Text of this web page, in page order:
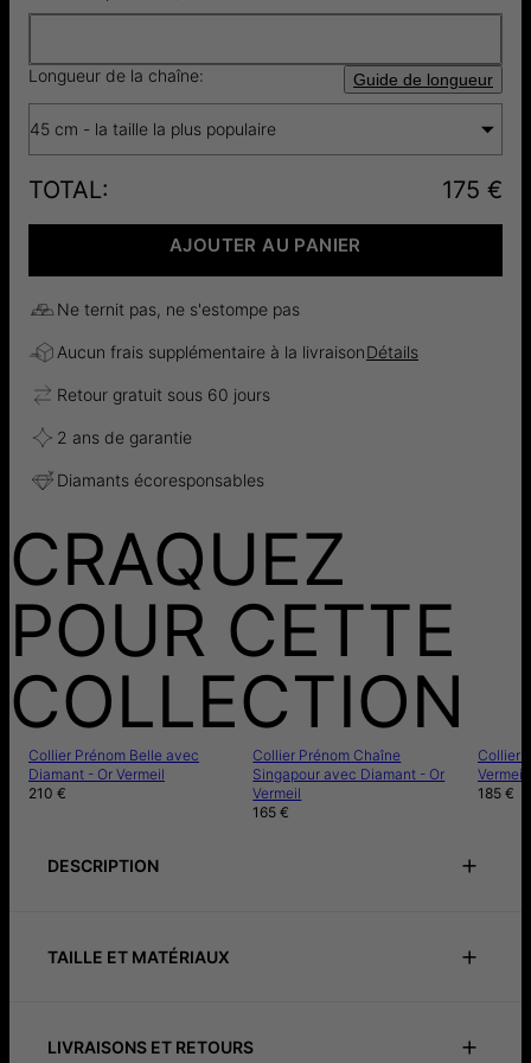
Longueur de la chaîne: Guide de longueur
45 cm - la taille la plus populaire
TOTAL: 175 €
AJOUTER AU PANIER
Ne ternit pas, ne s'estompe pas
Aucun frais supplémentaire à la livraisonDétails
Retour gratuit sous 60 jours
2 ans de garantie
Diamants écoresponsables
CRAQUEZ
POUR CETTE
COLLECTION
Collier Prénom Belle avec
Diamant - Or Vermeil
210 €
Collier Prénom Chaîne
Singapour avec Diamant - Or
Vermeil
165 €
Collier
Vermeil
185 €
DESCRIPTION
avec 0,2ct Diamant en forme de cœur sera la pièce qui
TAILLE ET MATÉRIAUX
Longueur de la chaîne
40, 45, 50 cm
LIVRAISONS ET RETOURS